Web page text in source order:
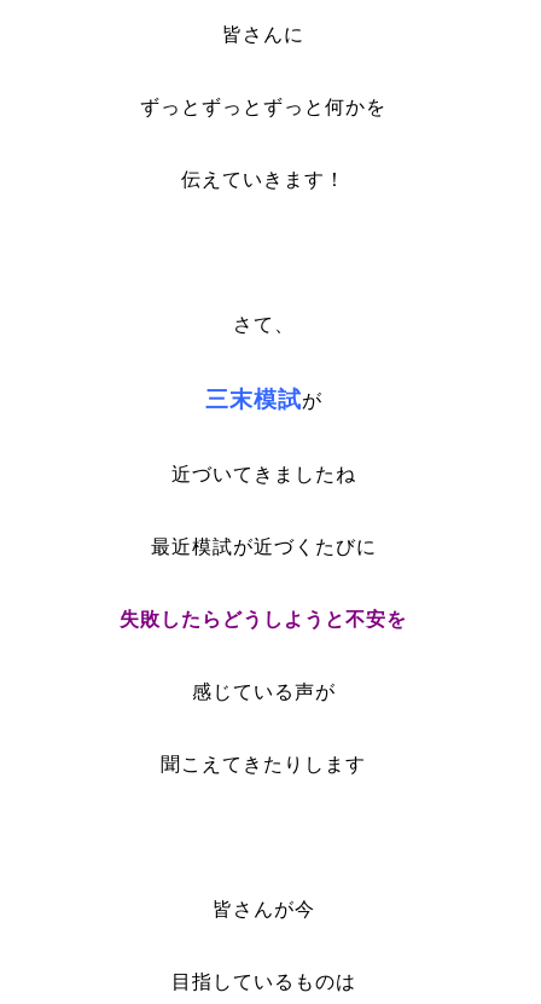
皆さんに
ずっとずっとずっと何かを
伝えていきます！
さて、
三末模試が
近づいてきましたね
最近模試が近づくたびに
失敗したらどうしようと不安を
感じている声が
聞こえてきたりします
皆さんが今
目指しているものは